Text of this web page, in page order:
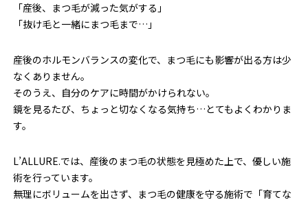
「産後、まつ毛が減った気がする」
「抜け毛と一緒にまつ毛まで…」
産後のホルモンバランスの変化で、まつ毛にも影響が出る方は少
なくありません。
そのうえ、自分のケアに時間がかけられない。
鏡を見るたび、ちょっと切なくなる気持ち…とてもよくわかりま
す。
L’ALLURE.では、産後のまつ毛の状態を見極めた上で、優しい施
術を行っています。
無理にボリュームを出さず、まつ毛の健康を守る施術で「育てな